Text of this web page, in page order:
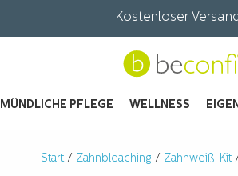
Kostenloser
MÜNDLICHE PFLEGE WELLNESS
Start/ Zahnbleaching / Zahnweiß-Kit/